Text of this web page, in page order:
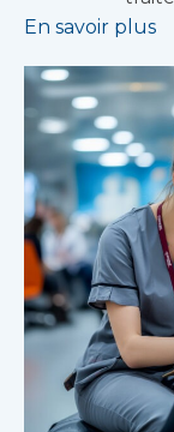
En savoir plus